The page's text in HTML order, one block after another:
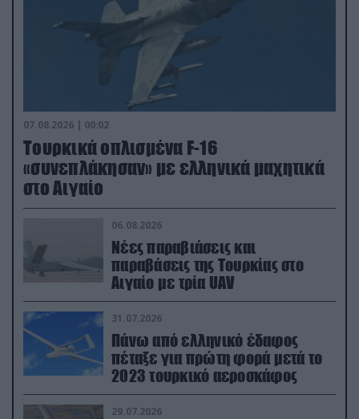
07.08.2026 | 00:02
Τουρκικά οπλισμένα F-16
«συνεπλάκησαν» με ελληνικά μαχητικά
στο Αιγαίο
06.08.2026
Νέες παραβιάσεις και
παραβάσεις της Τουρκίας στο
Αιγαίο με τρία UAV
31.07.2026
Πάνω από ελληνικό έδαφος
πέταξε για πρώτη φορά μετά το
2023 τουρκικό αεροσκάφος
29.07.2026